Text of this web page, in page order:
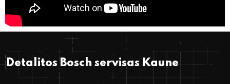
Detalitos Bosch servisas Kaune